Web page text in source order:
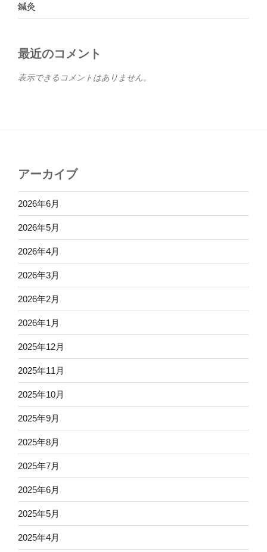
鍼灸
最近のコメント
表示できるコメントはありません。
アーカイブ
2026年6月
2026年5月
2026年4月
2026年3月
2026年2月
2026年1月
2025年12月
2025年11月
2025年10月
2025年9月
2025年8月
2025年7月
2025年6月
2025年5月
2025年4月